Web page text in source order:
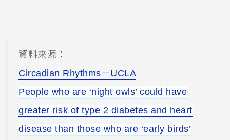
資料來源：
Circadian Rhythms－UCLA
People who are ‘night owls’ could have
greater risk of type 2 diabetes and heart
disease than those who are ‘early birds’